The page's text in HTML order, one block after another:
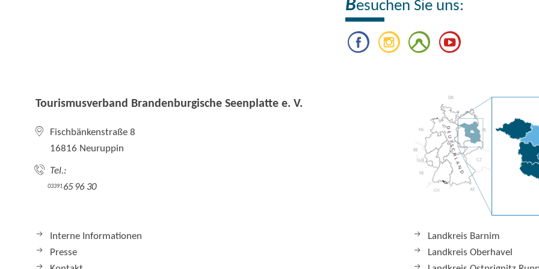
Besuchen Sie uns:
Tourismusverband Brandenburgische Seenplatte e. V.
Fischbänkenstraße 8
16816 Neuruppin
Tel.:
0339165 96 30
Interne Informationen
Presse
Landkreis Barnim
Landkreis Oberhavel